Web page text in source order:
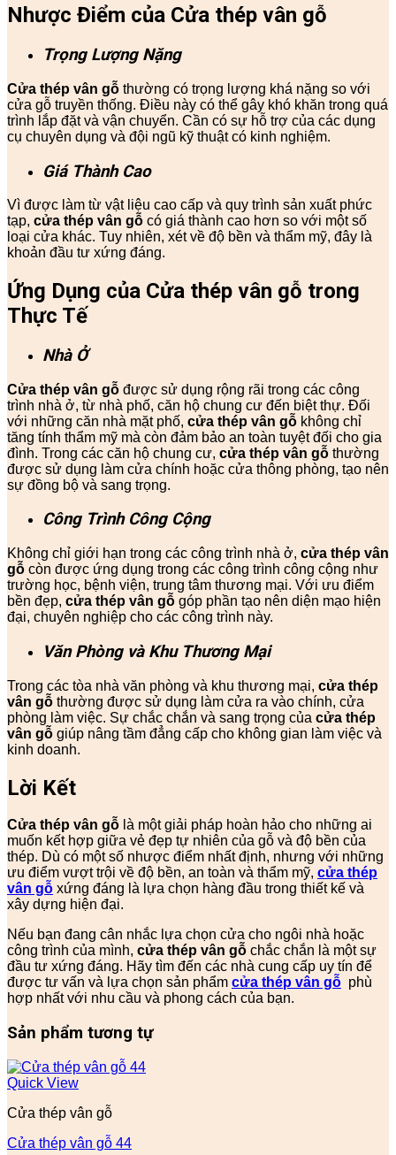
Nhược Điểm của Cửa thép vân gỗ
Trọng Lượng Nặng
Cửa thép vân gỗ thường có trọng lượng khá nặng so với
cửa gỗ truyền thống. Điều này có thể gây khó khăn trong quá
trình lắp đặt và vận chuyển. Cần có sự hỗ trợ của các dụng
cụ chuyên dụng và đội ngũ kỹ thuật có kinh nghiệm.
Giá Thành Cao
Vì được làm từ vật liệu cao cấp và quy trình sản xuất phức
tạp, cửa thép vân gỗ có giá thành cao hơn so với một số
loại cửa khác. Tuy nhiên, xét về độ bền và thẩm mỹ, đây là
khoản đầu tư xứng đáng.
Ứng Dụng của Cửa thép vân gỗ trong
Thực Tế
Nhà Ở
Cửa thép vân gỗ được sử dụng rộng rãi trong các công
trình nhà ở, từ nhà phố, căn hộ chung cư đến biệt thự. Đối
với những căn nhà mặt phố, cửa thép vân gỗ không chỉ
tăng tính thẩm mỹ mà còn đảm bảo an toàn tuyệt đối cho gia
đình. Trong các căn hộ chung cư, cửa thép vân gỗ thường
được sử dụng làm cửa chính hoặc cửa thông phòng, tạo nên
sự đồng bộ và sang trọng.
Công Trình Công Cộng
Không chỉ giới hạn trong các công trình nhà ở, cửa thép vân
gỗ còn được ứng dụng trong các công trình công cộng như
trường học, bệnh viện, trung tâm thương mại. Với ưu điểm
bền đẹp, cửa thép vân gỗ góp phần tạo nên diện mạo hiện
đại, chuyên nghiệp cho các công trình này.
Văn Phòng và Khu Thương Mại
Trong các tòa nhà văn phòng và khu thương mại, cửa thép
vân gỗ thường được sử dụng làm cửa ra vào chính, cửa
phòng làm việc. Sự chắc chắn và sang trọng của cửa thép
vân gỗ giúp nâng tầm đẳng cấp cho không gian làm việc và
kinh doanh.
Lời Kết
Cửa thép vân gỗ là một giải pháp hoàn hảo cho những ai
muốn kết hợp giữa vẻ đẹp tự nhiên của gỗ và độ bền của
thép. Dù có một số nhược điểm nhất định, nhưng với những
ưu điểm vượt trội về độ bền, an toàn và thẩm mỹ, cửa thép
vân gỗ xứng đáng là lựa chọn hàng đầu trong thiết kế và
xây dựng hiện đại.
Nếu bạn đang cân nhắc lựa chọn cửa cho ngôi nhà hoặc
công trình của mình, cửa thép vân gỗ chắc chắn là một sự
đầu tư xứng đáng. Hãy tìm đến các nhà cung cấp uy tín để
được tư vấn và lựa chọn sản phẩm cửa thép vân gỗ phù
hợp nhất với nhu cầu và phong cách của bạn.
Sản phẩm tương tự
Quick View
Cửa thép vân gỗ
Cửa thép vân gỗ 44